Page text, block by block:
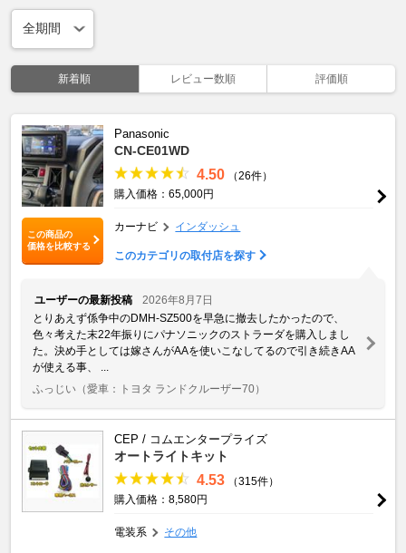
新着順 レビュー数順 評価順
この商品の
価格を比較する
Panasonic
CN-CE01WD
4.50
（26件）
購入価格：65,000円
カーナビ インダッシュ
このカテゴリの取付店を探す
ユーザーの最新投稿
2026年8月7日
とりあえず係争中のDMH-SZ500を早急に撤去したかったので、
色々考えた末22年振りにパナソニックのストラーダを購入しまし
た。決め手としては嫁さんがAAを使いこなしてるので引き続きAA
が使える事、 ...
ふっじい （愛車：トヨタ ランドクルーザー70）
CEP / コムエンタープライズ
オートライトキット
4.53
（315件）
購入価格：8,580円
電装系 その他